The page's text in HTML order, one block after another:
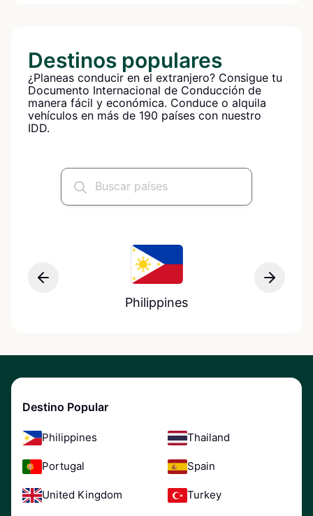
Destinos populares
¿Planeas conducir en el extranjero? Consigue tu
Documento Internacional de Conducción de
manera fácil y económica. Conduce o alquila
vehículos en más de 190 países con nuestro
IDD.
Philippines
Destino Popular
Philippines Thailand
Portugal Spain
United Kingdom Turkey